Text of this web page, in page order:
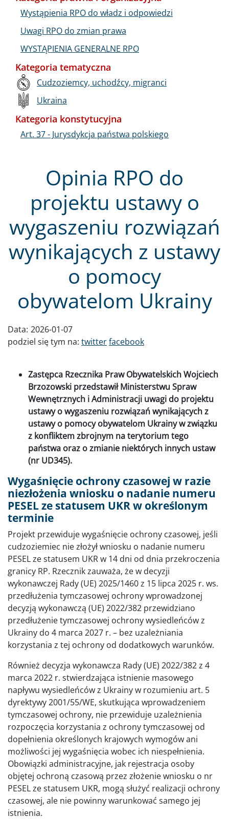
Opinia RPO do
projektu ustawy o
wygaszeniu rozwiązań
wynikających z ustawy
o pomocy
obywatelom Ukrainy
Data: 2026-01-07
podziel się tym na: twitterfacebook
Zastępca Rzecznika Praw Obywatelskich Wojciech
Brzozowski przedstawił Ministerstwu Spraw
Wewnętrznych i Administracji uwagi do projektu
ustawy o wygaszeniu rozwiązań wynikających z
ustawy o pomocy obywatelom Ukrainy w związku
z konfliktem zbrojnym na terytorium tego
państwa oraz o zmianie niektórych innych ustaw
(nr UD345).
Wygaśnięcie ochrony czasowej w razie
niezłożenia wniosku o nadanie numeru
PESEL ze statusem UKR w określonym
terminie
Projekt przewiduje wygaśnięcie ochrony czasowej, jeśli
cudzoziemiec nie złożył wniosku o nadanie numeru
PESEL ze statusem UKR w 14 dni od dnia przekroczenia
granicy RP. Rzecznik zauważa, że w decyzji
wykonawczej Rady (UE) 2025/1460 z 15 lipca 2025 r. ws.
przedłużenia tymczasowej ochrony wprowadzonej
decyzją wykonawczą (UE) 2022/382 przewidziano
przedłużenie tymczasowej ochrony wysiedleńców z
Ukrainy do 4 marca 2027 r. – bez uzależniania
korzystania z tej ochrony od dodatkowych warunków.
Również decyzja wykonawcza Rady (UE) 2022/382 z 4
marca 2022 r. stwierdzająca istnienie masowego
napływu wysiedleńców z Ukrainy w rozumieniu art. 5
dyrektywy 2001/55/WE, skutkująca wprowadzeniem
tymczasowej ochrony, nie przewiduje uzależnienia
rozpoczęcia korzystania z ochrony tymczasowej od
dopełnienia określonych krajowych wymogów ani
możliwości jej wygaśnięcia wobec ich niespełnienia.
Obowiązki administracyjne, jak rejestracja osoby
objętej ochroną czasową przez złożenie wniosku o nr
PESEL ze statusem UKR, mogą służyć realizacji ochrony
czasowej, ale nie powinny warunkować samego jej
istnienia.
Wystąpienia RPO do władz i odpowiedzi
Uwagi RPO do zmian prawa
WYSTĄPIENIA GENERALNE RPO
Kategoria tematyczna
Cudzoziemcy, uchodźcy, migranci
Ukraina
Kategoria konstytucyjna
Art. 37 - Jurysdykcja państwa polskiego